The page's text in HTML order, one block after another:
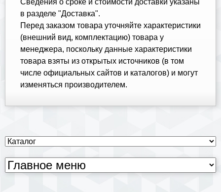
в разделе "Доставка".
Перед заказом товара уточняйте характеристики
(внешний вид, комплектацию) товара у
менеджера, поскольку данные характеристики
товара взяты из открытых источников (в том
числе официальных сайтов и каталогов) и могут
изменяться производителем.